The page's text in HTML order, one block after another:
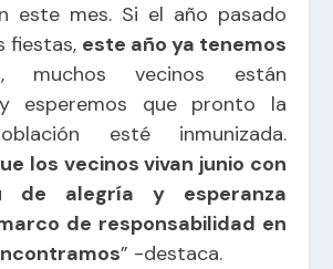
este mes. Si el año pasado
fiestas, este año ya tenemos
, muchos vecinos están
esperemos que pronto la
esté inmunizada.
los vecinos vivan junio con
de alegría y esperanza
de responsabilidad en
” -destaca.